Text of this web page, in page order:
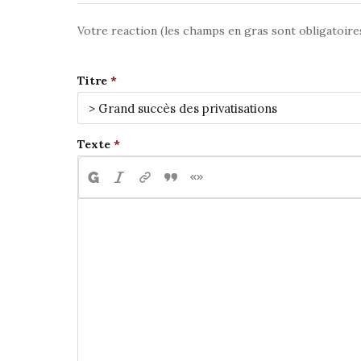
Votre reaction (les champs en gras sont
Titre
Texte